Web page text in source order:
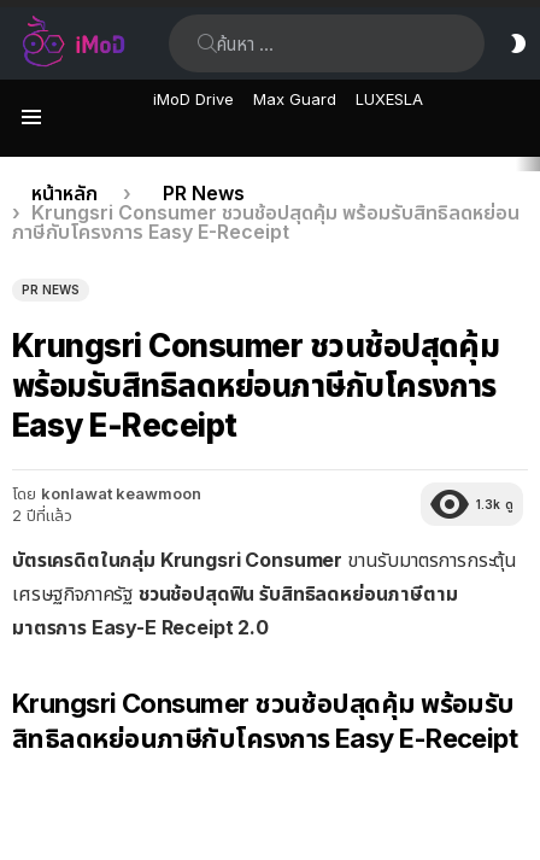
iMoD Drive Max Guard LUXESLA
เรื่อง
ล่าสุด
คุณอยู่ที่นี่:
หน้าหลัก
PR News
Krungsri Consumer ชวนช้อปสุดคุ้ม พร้อมรับสิทธิลดหย่อน
ภาษีกับโครงการ Easy E-Receipt
PR NEWS
Krungsri Consumer ชวนช้อปสุดคุ้ม
พร้อมรับสิทธิลดหย่อนภาษีกับโครงการ
Easy E-Receipt
โดย konlawat keawmoon
2 ปีที่แล้ว
1.3k ดู
บัตรเครดิตในกลุ่ม Krungsri Consumer ขานรับมาตรการกระตุ้น
เศรษฐกิจภาครัฐ ชวนช้อปสุดฟิน รับสิทธิลดหย่อนภาษีตาม
มาตรการ Easy-E Receipt 2.0
Krungsri Consumer ชวนช้อปสุดคุ้ม พร้อมรับ
สิทธิลดหย่อนภาษีกับโครงการ Easy E-Receipt